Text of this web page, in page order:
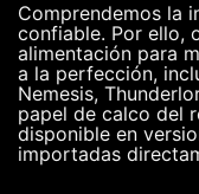
Comprendemos la
confiable. Por ello,
alimentación para
a la perfección,
Nemesis,
papel de calco del
disponible en
importadas